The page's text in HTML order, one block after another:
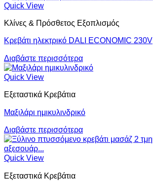
Quick View
Κλίνες & Πρόσθετος Εξοπλισμός
Κρεβάτι ηλεκτρικό DALI ECONOMIC 230V
Διαβάστε περισσότερα
Quick View
Εξεταστικά Κρεβάτια
Μαξιλάρι ημικυλινδρικό
Διαβάστε περισσότερα
Quick View
Εξεταστικά Κρεβάτια